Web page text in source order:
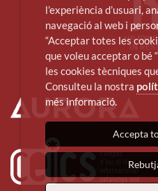
l’experiència d’usuari,
navegació al web i
“Acceptar totes les
que voleu acceptar o bé
les cookies tècniques
Consulteu la nostra
més informació.
Accepta